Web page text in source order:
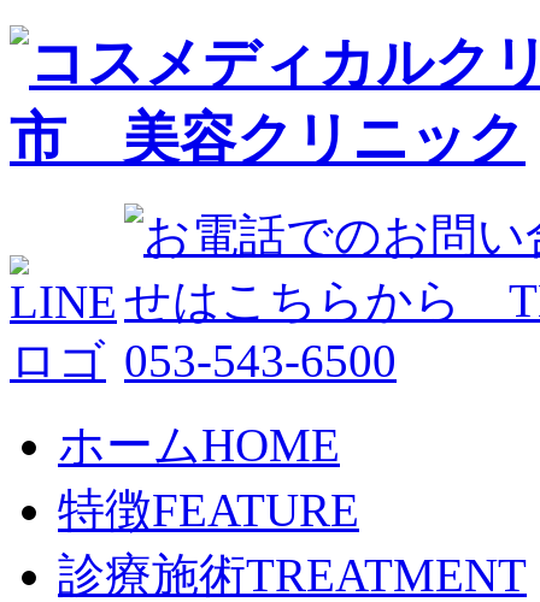
ホームHOME
特徴FEATURE
診療施術TREATMENT